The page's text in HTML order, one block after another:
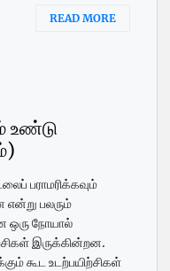
READ MORE
உண்டு
பராமரிக்கவும்
என்று பலரும்
ஒரு நோயால்
இருக்கின்றன.
கூட உடற்பயிற்சிகள்